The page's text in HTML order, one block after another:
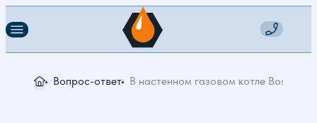
Вопрос-ответ В настенном газовом котле Bosch